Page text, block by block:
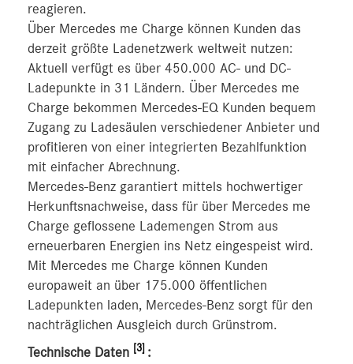
reagieren.
Über Mercedes me Charge können Kunden das
derzeit größte Ladenetzwerk weltweit nutzen:
Aktuell verfügt es über 450.000 AC- und DC-
Ladepunkte in 31 Ländern. Über Mercedes me
Charge bekommen Mercedes-EQ Kunden bequem
Zugang zu Ladesäulen verschiedener Anbieter und
profitieren von einer integrierten Bezahlfunktion
mit einfacher Abrechnung.
Mercedes-Benz garantiert mittels hochwertiger
Herkunftsnachweise, dass für über Mercedes me
Charge geflossene Lademengen Strom aus
erneuerbaren Energien ins Netz eingespeist wird.
Mit Mercedes me Charge können Kunden
europaweit an über 175.000 öffentlichen
Ladepunkten laden, Mercedes-Benz sorgt für den
nachträglichen Ausgleich durch Grünstrom.
Technische Daten
[3] :